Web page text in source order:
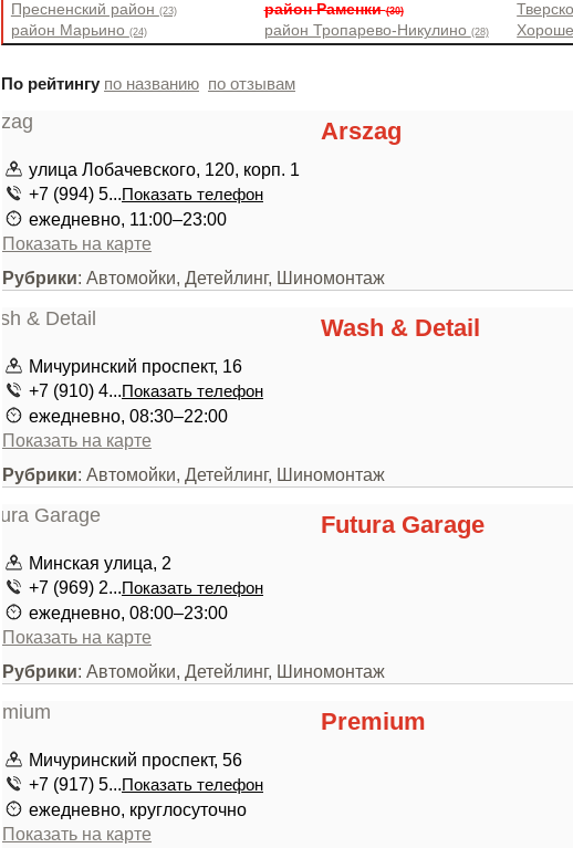
Пресненский район (23)
район Марьино (24)
район Раменки(30)
район Тропарево-Никулино (28)
По рейтингу по названию по отзывам
Arszag
улица Лобачевского, 120, корп. 1
+7 (994) 5...Показать телефон
ежедневно, 11:00–23:00
Показать на карте
Рубрики: Автомойки, Детейлинг, Шиномонтаж
Wash & Detail
Мичуринский проспект, 16
+7 (910) 4...Показать телефон
ежедневно, 08:30–22:00
Показать на карте
Рубрики: Автомойки, Детейлинг, Шиномонтаж
Futura Garage
Минская улица, 2
+7 (969) 2...Показать телефон
ежедневно, 08:00–23:00
Показать на карте
Рубрики: Автомойки, Детейлинг, Шиномонтаж
Premium
Мичуринский проспект, 56
+7 (917) 5...Показать телефон
ежедневно, круглосуточно
Показать на карте